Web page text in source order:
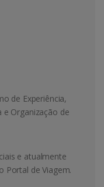
de Experiência,
e Organização de
e atualmente
Portal de Viagem.